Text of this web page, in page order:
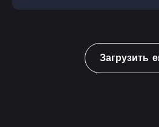
Загрузить